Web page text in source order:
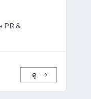
PR &
ดู